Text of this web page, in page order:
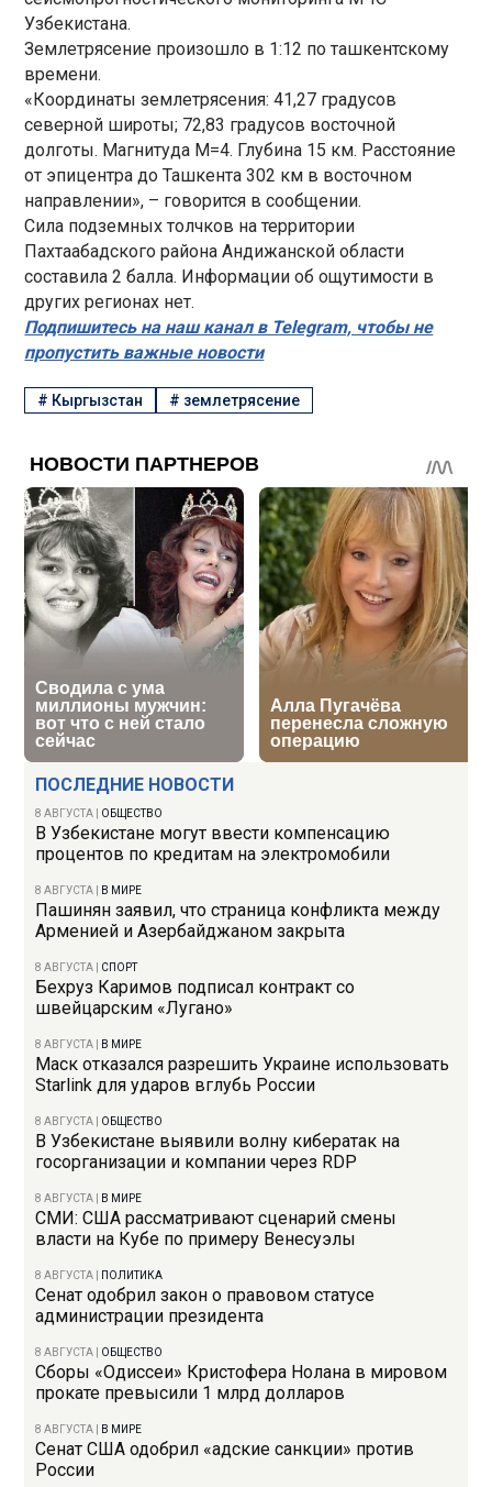
ПОСЛЕДНИЕ НОВОСТИ
8 АВГУСТА ОБЩЕСТВО
В Узбекистане могут ввести компенсацию
процентов по кредитам на электромобили
8 АВГУСТА В МИРЕ
Пашинян заявил, что страница конфликта между
Арменией и Азербайджаном закрыта
8 АВГУСТА СПОРТ
Бехруз Каримов подписал контракт со
швейцарским «Лугано»
8 АВГУСТА В МИРЕ
Маск отказался разрешить Украине использовать
Starlink для ударов вглубь России
8 АВГУСТА ОБЩЕСТВО
В Узбекистане выявили волну кибератак на
госорганизации и компании через RDP
8 АВГУСТА В МИРЕ
СМИ: США рассматривают сценарий смены
власти на Кубе по примеру Венесуэлы
8 АВГУСТА ПОЛИТИКА
Сенат одобрил закон о правовом статусе
администрации президента
8 АВГУСТА ОБЩЕСТВО
Сборы «Одиссеи» Кристофера Нолана в мировом
прокате превысили 1 млрд долларов
8 АВГУСТА В МИРЕ
Сенат США одобрил «адские санкции» против
России
Узбекистана.
Землетрясение произошло в 1:12 по ташкентскому
времени.
«Координаты землетрясения: 41,27 градусов
северной широты; 72,83 градусов восточной
долготы. Магнитуда М=4. Глубина 15 км. Расстояние
от эпицентра до Ташкента 302 км в восточном
направлении», – говорится в сообщении.
Сила подземных толчков на территории
Пахтаабадского района Андижанской области
составила 2 балла. Информации об ощутимости в
других регионах нет.
Подпишитесь на наш канал в Telegram, чтобы не
пропустить важные новости
# Кыргызстан # землетрясение